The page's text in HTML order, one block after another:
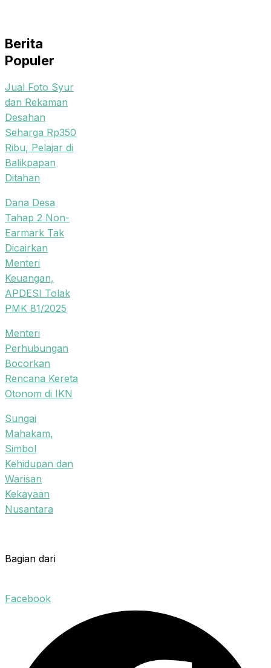
Berita
Populer
Jual Foto Syur
dan Rekaman
Desahan
Seharga Rp350
Ribu, Pelajar di
Balikpapan
Ditahan
Dana Desa
Tahap 2 Non-
Earmark Tak
Dicairkan
Menteri
Keuangan,
APDESI Tolak
PMK 81/2025
Menteri
Perhubungan
Bocorkan
Rencana Kereta
Otonom di IKN
Sungai
Mahakam,
Simbol
Kehidupan dan
Warisan
Kekayaan
Nusantara
Bagian dari
Facebook